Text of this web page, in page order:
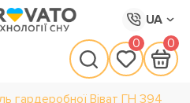
UA
0 0
гардеробної Віват ГН 394